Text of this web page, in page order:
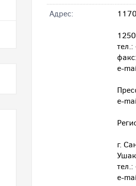
Адрес:
e-
e-
г.
е-